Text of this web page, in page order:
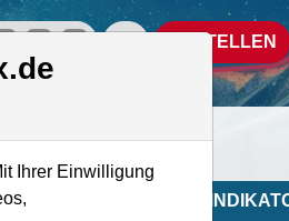
Social Media-Accounts
Aktien- undBESTELLEN
MONKEY-TRADER
Ihrer Einwilligung